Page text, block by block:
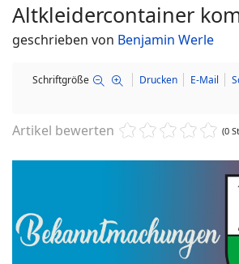
Altkleidercontainer
geschrieben von Benjamin Werle
Schriftgröße Drucken E-Mail
Artikel bewerten (0